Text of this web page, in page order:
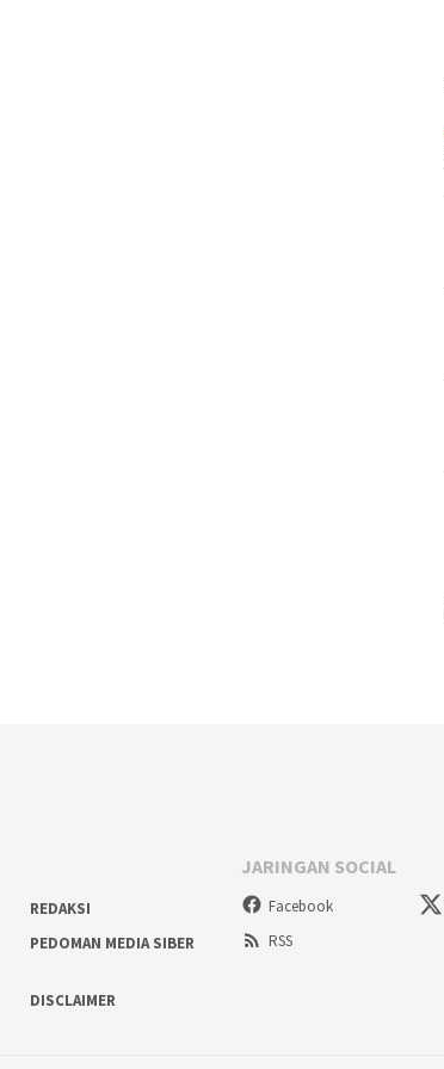
REDAKSI
PEDOMAN MEDIA SIBER
DISCLAIMER
JARINGAN SOCIAL
Facebook
RSS